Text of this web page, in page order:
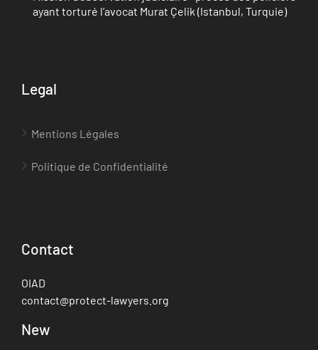
ayant torturé l’avocat Murat Çelik (Istanbul, Turquie)
Legal
Mentions Légales
Politique de Confidentialité
Contact
OIAD
contact@protect-lawyers.org
New